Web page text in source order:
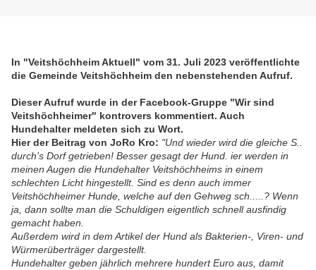
In "Veitshöchheim Aktuell" vom 31. Juli 2023 veröffentlichte
die Gemeinde Veitshöchheim den nebenstehenden Aufruf.
Dieser Aufruf wurde in der Facebook-Gruppe "Wir sind
Veitshöchheimer" kontrovers kommentiert. Auch
Hundehalter meldeten sich zu Wort.
Hier der Beitrag von JoRo Kro: "Und wieder wird die gleiche S..
durch's Dorf getrieben! Besser gesagt der Hund. ier werden in
meinen Augen die Hundehalter Veitshöchheims in einem
schlechten Licht hingestellt. Sind es denn auch immer
Veitshöchheimer Hunde, welche auf den Gehweg sch.....? Wenn
ja, dann sollte man die Schuldigen eigentlich schnell ausfindig
gemacht haben.
Außerdem wird in dem Artikel der Hund als Bakterien-, Viren- und
Würmerüberträger dargestellt.
Hundehalter geben jährlich mehrere hundert Euro aus, damit